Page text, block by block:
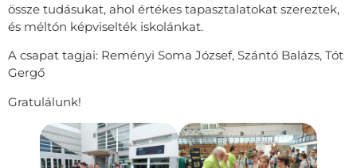
össze tudásukat, ahol értékes tapasztalatokat szereztek,
és méltón képviselték iskolánkat.
A csapat tagjai: Reményi Soma József, Szántó Balázs, Tót
Gergő
Gratulálunk!